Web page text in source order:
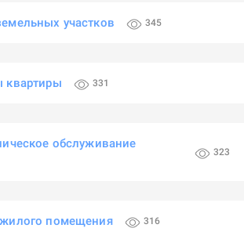
участков 345
квартиры 331
обслуживание
323
помещения 316